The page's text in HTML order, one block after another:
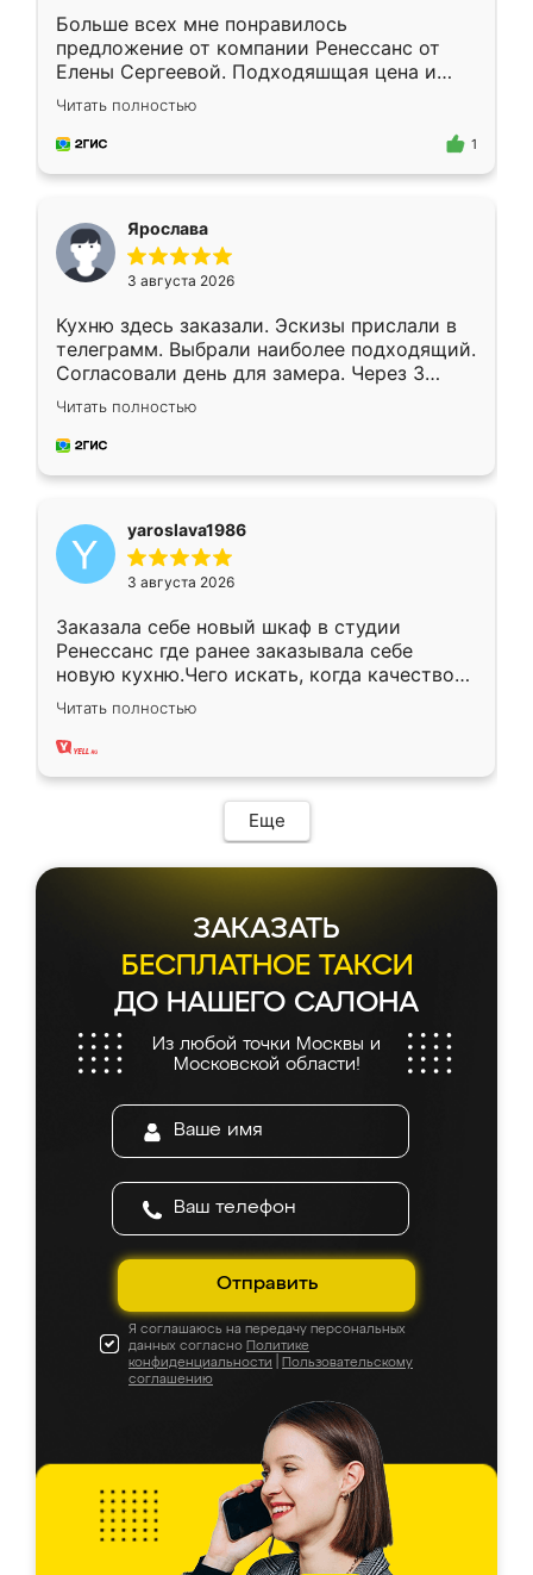
Больше всех мне понравилось
предложение от компании Ренессанс от
Елены Сергеевой. Подходяшщая цена и
короткие сроки изготовления. Приехавший
для замера сотрудник Владислав
предложил по моему эскизу самый
Читать полностью
1
Ярослава
3 августа 2026
Кухню здесь заказали. Эскизы прислали в
телеграмм. Выбрали наиболее подходящий.
Согласовали день для замера. Через 3
недели кухня была уже готова. Остались
довольны работой. Спасибо Ренессанс
мебель за качественную работу!
Читать полностью
yaroslava1986
3 августа 2026
Заказала себе новый шкаф в студии
Ренессанс где ранее заказывала себе
новую кухню.Чего искать, когда качеством
вполне довольна. Служит кухня уже почти
два года, нареканий нет.
Читать полностью
Еще
ЗАКАЗАТЬ
БЕСПЛАТНОЕ ТАКСИ
ДО НАШЕГО САЛОНА
Из любой точки Москвы и
Московской области!
Отправить
Я соглашаюсь на передачу персональных
данных согласно Политике
конфиденциальности
Пользовательскому
соглашению